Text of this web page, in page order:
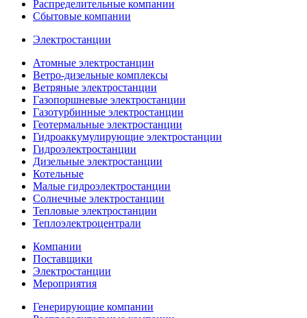
Распределительные компании
Сбытовые компании
Электростанции
Атомные электростанции
Ветро-дизельные комплексы
Ветряные электростанции
Газопоршневые электростанции
Газотурбинные электростанции
Геотермальные электростанции
Гидроаккумулирующие электростанции
Гидроэлектростанции
Дизельные электростанции
Котельные
Малые гидроэлектростанции
Солнечные электростанции
Тепловые электростанции
Теплоэлектроцентрали
Компании
Поставщики
Электростанции
Мероприятия
Генерирующие компании